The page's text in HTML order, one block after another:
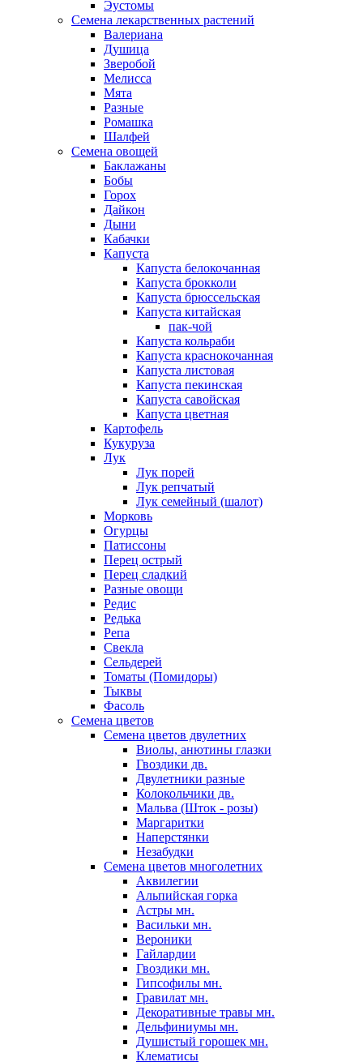
Эустомы
Семена лекарственных растений
Валериана
Душица
Зверобой
Мелисса
Мята
Разные
Ромашка
Шалфей
Семена овощей
Баклажаны
Бобы
Горох
Дайкон
Дыни
Кабачки
Капуста
Капуста белокочанная
Капуста брокколи
Капуста брюссельская
Капуста китайская
пак-чой
Капуста кольраби
Капуста краснокочанная
Капуста листовая
Капуста пекинская
Капуста савойская
Капуста цветная
Картофель
Кукуруза
Лук
Лук порей
Лук репчатый
Лук семейный (шалот)
Морковь
Огурцы
Патиссоны
Перец острый
Перец сладкий
Разные овощи
Редис
Редька
Репа
Свекла
Сельдерей
Томаты (Помидоры)
Тыквы
Фасоль
Семена цветов
Семена цветов двулетних
Виолы, анютины глазки
Гвоздики дв.
Двулетники разные
Колокольчики дв.
Мальва (Шток - розы)
Маргаритки
Наперстянки
Незабудки
Семена цветов многолетних
Аквилегии
Альпийская горка
Астры мн.
Васильки мн.
Вероники
Гайлардии
Гвоздики мн.
Гипсофилы мн.
Гравилат мн.
Декоративные травы мн.
Дельфиниумы мн.
Душистый горошек мн.
Клематисы